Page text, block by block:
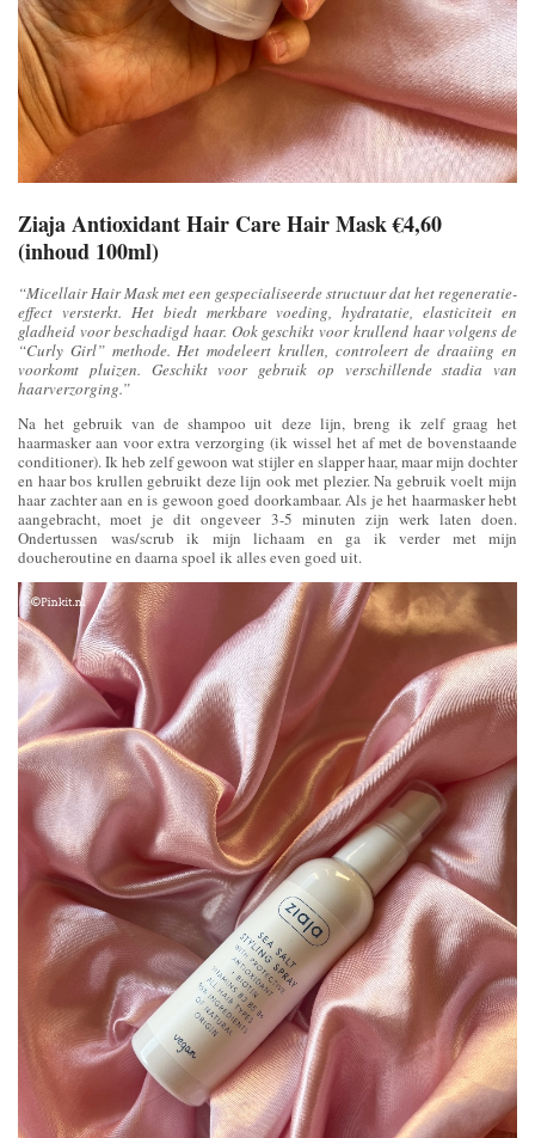
Ziaja Antioxidant Hair Care Hair Mask €4,60
(inhoud 100ml)
“Micellair Hair Mask met een gespecialiseerde structuur dat het regeneratie-
effect versterkt. Het biedt merkbare voeding, hydratatie, elasticiteit en
gladheid voor beschadigd haar. Ook geschikt voor krullend haar volgens de
“Curly Girl” methode. Het modeleert krullen, controleert de draaiing en
voorkomt pluizen. Geschikt voor gebruik op verschillende stadia van
haarverzorging.”
Na het gebruik van de shampoo uit deze lijn, breng ik zelf graag het
haarmasker aan voor extra verzorging (ik wissel het af met de bovenstaande
conditioner). Ik heb zelf gewoon wat stijler en slapper haar, maar mijn dochter
en haar bos krullen gebruikt deze lijn ook met plezier. Na gebruik voelt mijn
haar zachter aan en is gewoon goed doorkambaar. Als je het haarmasker hebt
aangebracht, moet je dit ongeveer 3-5 minuten zijn werk laten doen.
Ondertussen was/scrub ik mijn lichaam en ga ik verder met mijn
doucheroutine en daarna spoel ik alles even goed uit.